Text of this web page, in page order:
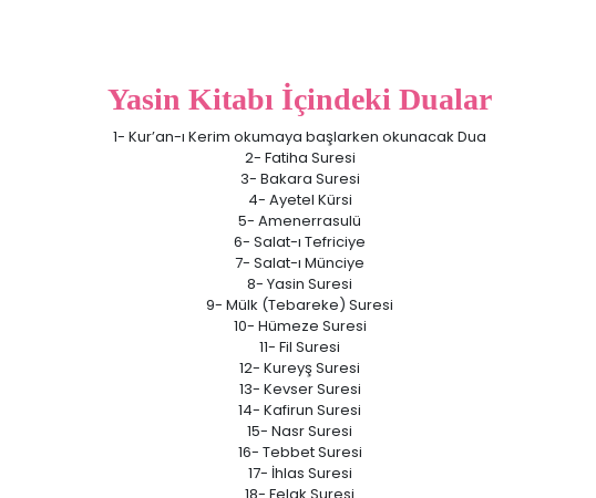
Yasin Kitabı İçindeki Dualar
1- Kur’an-ı Kerim okumaya başlarken okunacak Dua
2- Fatiha Suresi
3- Bakara Suresi
4- Ayetel Kürsi
5- Amenerrasulü
6- Salat-ı Tefriciye
7- Salat-ı Münciye
8- Yasin Suresi
9- Mülk (Tebareke) Suresi
10- Hümeze Suresi
11- Fil Suresi
12- Kureyş Suresi
13- Kevser Suresi
14- Kafirun Suresi
15- Nasr Suresi
16- Tebbet Suresi
17- İhlas Suresi